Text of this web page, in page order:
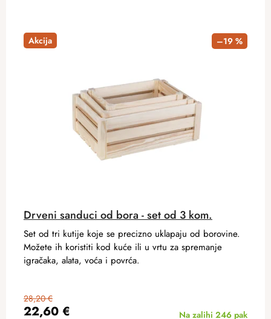
Akcija –19 %
Drveni sanduci od bora - set od 3 kom.
22,60 €
28,20 €
Na zalihi 246 pak
Set od tri kutije koje se precizno uklapaju od borovine.
Možete ih koristiti kod kuće ili u vrtu za spremanje
igračaka, alata, voća i povrća.